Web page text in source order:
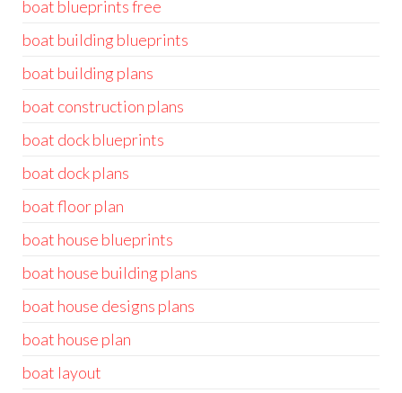
boat blueprints free
boat building blueprints
boat building plans
boat construction plans
boat dock blueprints
boat dock plans
boat floor plan
boat house blueprints
boat house building plans
boat house designs plans
boat house plan
boat layout